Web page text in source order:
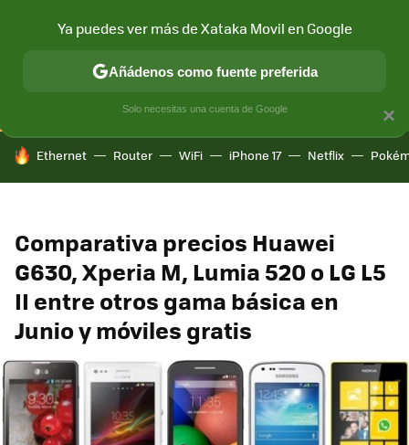
CONECTIVIDAD MÓVIL Y SOCIEDAD APLICACIONES
HOY SE HABLA DE
Ethernet Router WiFi iPhone 17 Netflix
Comparativa precios Huawei
G630, Xperia M, Lumia 520 o LG L5
II entre otros gama básica en
Junio y móviles gratis
×
Ya puedes ver más de Xataka Movil en Google
Añádenos como fuente preferida
Solo necesitas una cuenta de Google